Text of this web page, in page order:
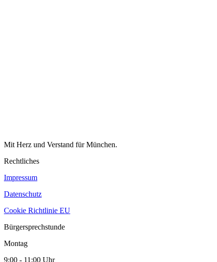
Mit Herz und Verstand für München.
Rechtliches
Impressum
Datenschutz
Cookie Richtlinie EU
Bürgersprechstunde
Montag
9:00 - 11:00 Uhr